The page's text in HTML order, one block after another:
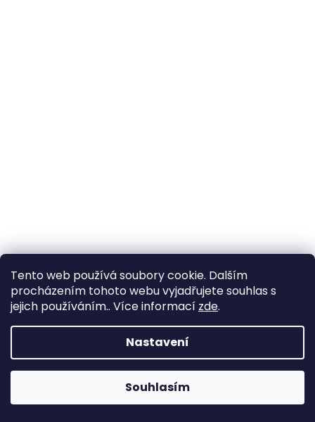
Tento web používá soubory cookie. Dalším
procházením tohoto webu vyjadřujete souhlas s
jejich používáním.. Více informací zde.
Nastavení
Souhlasím